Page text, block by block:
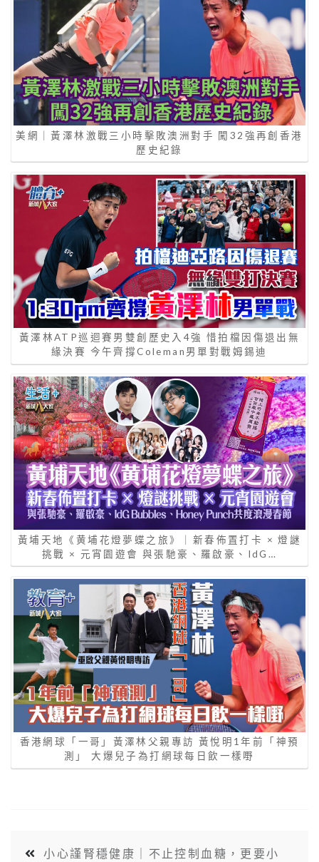
美網｜黃澤林激戰三小時擊敗澳洲對手 闖32強再創香港
歷史紀錄
黃澤林ATP巡迴賽男雙創歷史入4強 惜拍檔因傷退出無
緣決賽 今午齊撐Coleman男單對戰姆錫迪
黃埔天地《黄埔花燈夢蝶之旅》｜新春佈置打卡 × 燈謎
挑戰 × 元宵園遊會 與張馳豪、羅啟豪、IdG…
香港網球「一哥」黃澤林父親專訪 黃悅明1年前「神預
測」 大爆兒子為打網球每日飲一樣嘢
小心謹腎穩健康｜不止控制血糖，更要小